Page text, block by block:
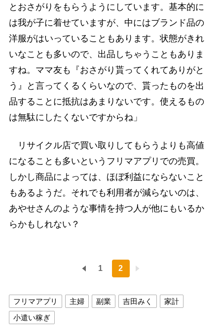
とおさがりをもらうようにしています。基本的に
は我が子に着せていますが、中にはブランド品の
洋服がはいっていることもあります。状態がきれ
いなことも多いので、出品しちゃうこともありま
すね。ママ友も『おさがり貰ってくれてありがと
う』と言ってくるくらいなので、貰ったものを出
品することに抵抗はあまりないです。使えるもの
は無駄にしたくないですからね」
リサイクル店で買い取りしてもらうよりも高値
になることも多いというフリマアプリでの売買。
しかし商品によっては、ほぼ利益にならないこと
もあるようだ。それでも利用者が減らないのは、
あやせさんのような事情を持つ人が他にもいるか
らかもしれない？
1 2
フリマアプリ 主婦 副業 吉田みく
家計
小遣い稼ぎ